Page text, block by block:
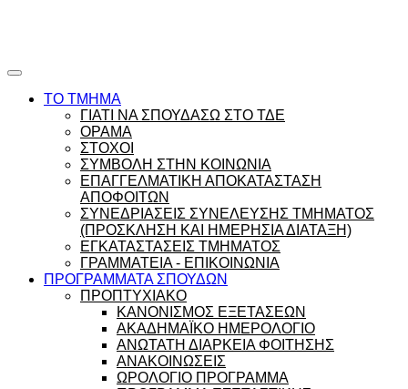
ΤΟ ΤΜΗΜΑ
ΓΙΑΤΙ ΝΑ ΣΠΟΥΔΑΣΩ ΣΤΟ ΤΔΕ
ΟΡΑΜΑ
ΣΤΟΧΟΙ
ΣΥΜΒΟΛΗ ΣΤΗΝ ΚΟΙΝΩΝΙΑ
ΕΠΑΓΓΕΛΜΑΤΙΚΗ ΑΠΟΚΑΤΑΣΤΑΣΗ
ΑΠΟΦΟΙΤΩΝ
ΣΥΝΕΔΡΙΑΣΕΙΣ ΣΥΝΕΛΕΥΣΗΣ ΤΜΗΜΑΤΟΣ
(ΠΡΟΣΚΛΗΣΗ ΚΑΙ ΗΜΕΡΗΣΙΑ ΔΙΑΤΑΞΗ)
ΕΓΚΑΤΑΣΤΑΣΕΙΣ ΤΜΗΜΑΤΟΣ
ΓΡΑΜΜΑΤΕΙΑ - ΕΠΙΚΟΙΝΩΝΙΑ
ΠΡΟΓΡΑΜΜΑΤΑ ΣΠΟΥΔΩΝ
ΠΡΟΠΤΥΧΙΑΚΟ
ΚΑΝΟΝΙΣΜΟΣ ΕΞΕΤΑΣΕΩΝ
ΑΚΑΔΗΜΑΪΚΟ ΗΜΕΡΟΛΟΓΙΟ
ΑΝΩΤΑΤΗ ΔΙΑΡΚΕΙΑ ΦΟΙΤΗΣΗΣ
ΑΝΑΚΟΙΝΩΣΕΙΣ
ΩΡΟΛΟΓΙΟ ΠΡΟΓΡΑΜΜΑ